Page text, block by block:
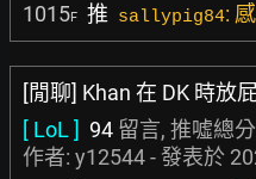
1015F 推 sallypig84:
[閒聊] Khan 在 DK 時放
[ LoL ] 94 留言, 推噓總
作者: y12544- 發表於